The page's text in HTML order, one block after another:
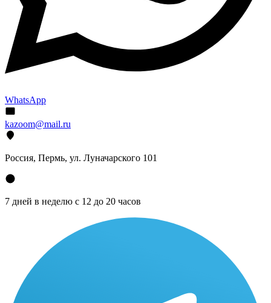
WhatsApp
kazoom@mail.ru
Россия, Пермь, ул. Луначарского 101
7 дней в неделю с 12 до 20 часов